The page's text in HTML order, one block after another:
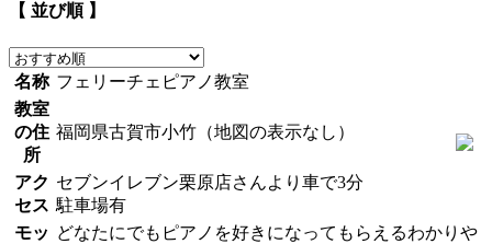
【 並び順 】
名称 フェリーチェピアノ教室
教室
の住
所
福岡県古賀市小竹（地図の表示なし）
アク
セス
セブンイレブン栗原店さんより車で3分
駐車場有
モッ どなたにでもピアノを好きになってもらえるわかりや